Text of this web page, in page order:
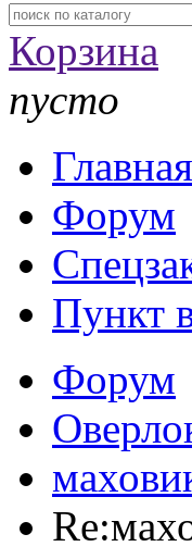
Корзина
пусто
Главная
Форум
Пункт
Форум